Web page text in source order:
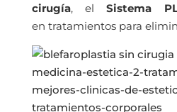
cirugía, elSistema
en tratamientos para